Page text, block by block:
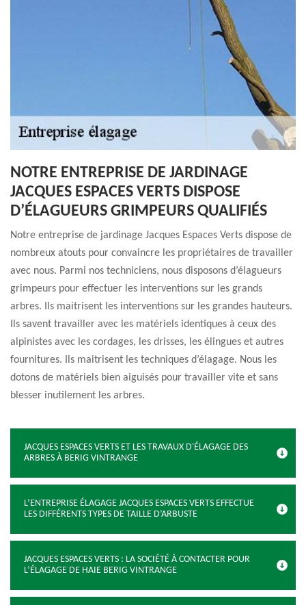
NOTRE ENTREPRISE DE JARDINAGE
JACQUES ESPACES VERTS DISPOSE
D’ÉLAGUEURS GRIMPEURS QUALIFIÉS
Notre entreprise de jardinage Jacques Espaces Verts dispose de
nombreux atouts pour convaincre les propriétaires de travailler
avec nous. Parmi nos techniciens, nous disposons d’élagueurs
grimpeurs pour effectuer les interventions sur les grands
arbres. Ils maitrisent les interventions sur les grandes hauteurs.
Ils savent travailler avec les matériels identiques à ceux des
alpinistes avec les cordages, les drisses, les élingues et autres
fournitures. Ils maitrisent les techniques d’élagage. Nous les
dotons de matériels bien aiguisés pour travailler vite et sans
blesser inutilement les arbres.
JACQUES ESPACES VERTS ET LES TRAVAUX D'ÉLAGAGE DES
ARBRES À BERIG VINTRANGE
L’ENTREPRISE ÉLAGAGE JACQUES ESPACES VERTS EFFECTUE
LES DIFFÉRENTS TYPES DE TAILLE D’ARBUSTE
JACQUES ESPACES VERTS : LA SOCIÉTÉ À CONTACTER POUR
L’ÉLAGAGE DE HAIE BERIG VINTRANGE